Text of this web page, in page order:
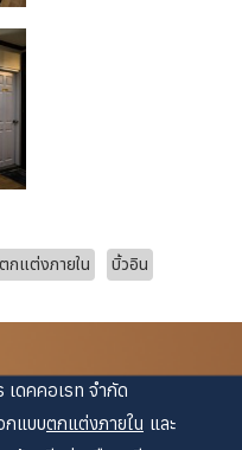
ตกแต่งภายใน บิ้วอิน
เดคคอเรท จำกัด
กแบบตกแต่งภายใน และ